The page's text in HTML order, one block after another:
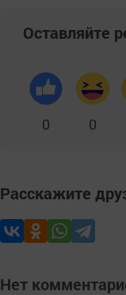
Оставляйте
0 0
Расскажите
Нет